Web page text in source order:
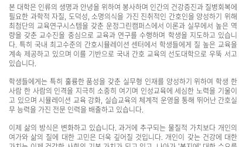
본 대학은 인류의 생명과 안녕을 위하여 봉사하며 인간의 건강증진과 질병회복에
필요한 과학적 자질, 도덕성, 소명의식을 가진 진취적인 간호인을 양성하기 위해
최첨단의 교육연구시스템을 갖춘 운정그린캠퍼스에서 이론과 실무에서 높은 역
량을 갖춘 교수진을 중심으로 교육과 연구를 수행하며 학생을 지도하고 있습니
다. 특히 국내 최고수준의 간호시뮬레이션 센터에서 학생들에게 질 높은 교육을
계속 제공하고 있으며 이를 기반으로 국내 간호 교육의 선도대학으로 우뚝 서고
있습니다.
학생들에게는 특히 훌륭한 품성을 갖춘 실무형 인재를 양성하기 위하여 학생 한
사람 한 사람의 인격을 지극히 소중히 여기며 인성교육에 세심한 노력을 기울이
고 있으며 시뮬레이션 교육 강화, 실습교육의 체계적 운영을 통해 뛰어난 간호실
무 능력을 가진 전문 인력을 배출하고 있습니다.
이제 삶의 방식은 변화하고 있습니다. 과거에 추구되는 물질적 가치보다 개인의
여가와 삶의 질에 대한 고민은 더욱 깊어질 것입니다. 개인이 갖는 건강에 대한